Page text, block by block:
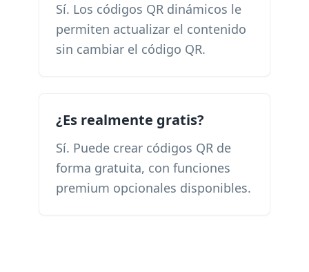
Sí. Los códigos QR dinámicos le
permiten actualizar el contenido
sin cambiar el código QR.
¿Es realmente gratis?
Sí. Puede crear códigos QR de
forma gratuita, con funciones
premium opcionales disponibles.